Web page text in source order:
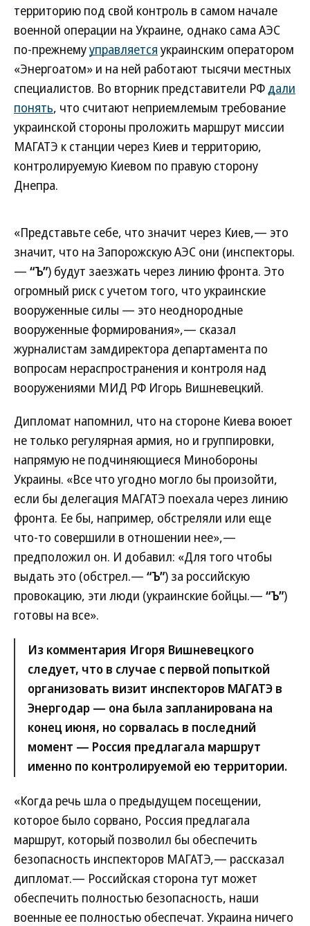
территорию под свой контроль в самом начале
военной операции на Украине, однако сама АЭС
по-прежнемууправляется украинским оператором
«Энергоатом» и на ней работают тысячи местных
специалистов. Во вторник представители РФ дали
понять, что считают неприемлемым требование
украинской стороны проложить маршрут миссии
МАГАТЭ к станции через Киев и территорию,
контролируемую Киевом по правую сторону
Днепра.
«Представьте себе, что значит через Киев,— это
значит, что на Запорожскую АЭС они (инспекторы.
— “Ъ”) будут заезжать через линию фронта. Это
огромный риск с учетом того, что украинские
вооруженные силы — это неоднородные
вооруженные формирования»,— сказал
журналистам замдиректора департамента по
вопросам нераспространения и контроля над
вооружениями МИД РФ Игорь Вишневецкий.
Дипломат напомнил, что на стороне Киева воюет
не только регулярная армия, но и группировки,
напрямую не подчиняющиеся Минобороны
Украины. «Все что угодно могло бы произойти,
если бы делегация МАГАТЭ поехала через линию
фронта. Ее бы, например, обстреляли или еще
что-то совершили в отношении нее»,—
предположил он. И добавил: «Для того чтобы
выдать это (обстрел.— “Ъ”) за российскую
провокацию, эти люди (украинские бойцы.— “Ъ”)
готовы на все».
Из комментария Игоря Вишневецкого
следует, что в случае с первой попыткой
организовать визит инспекторов МАГАТЭ в
Энергодар — она была запланирована на
конец июня, но сорвалась в последний
момент — Россия предлагала маршрут
именно по контролируемой ею территории.
«Когда речь шла о предыдущем посещении,
которое было сорвано, Россия предлагала
маршрут, который позволил бы обеспечить
безопасность инспекторов МАГАТЭ,— рассказал
дипломат.— Российская сторона тут может
обеспечить полностью безопасность, наши
военные ее полностью обеспечат. Украина ничего